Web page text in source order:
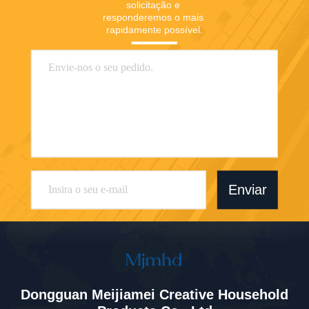
solicitação e
responderemos o mais
rapidamente possível.
Enviar
Dongguan Meijiamei Creative Household